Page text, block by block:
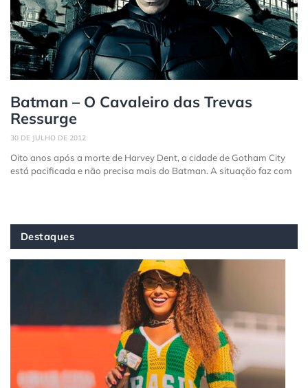
Batman – O Cavaleiro das Trevas
Ressurge
30 DE JULHO DE 2012
Oito anos após a morte de Harvey Dent, a cidade de Gotham City
está pacificada e não precisa mais do Batman. A situação faz com
Destaques